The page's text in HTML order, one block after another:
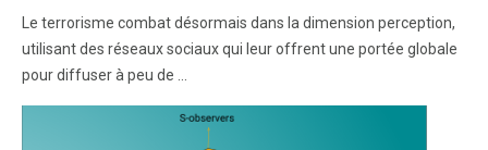
Le terrorisme combat désormais dans la dimension perception,
utilisant des réseaux sociaux qui leur offrent une portée globale
pour diffuser à peu de ...